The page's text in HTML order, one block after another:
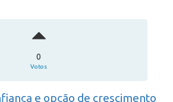
0
Votos
e opção de crescimento